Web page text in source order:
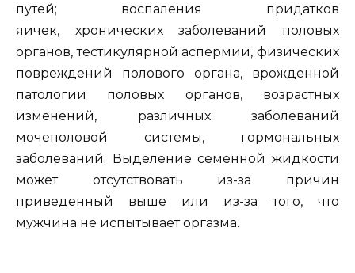
путей; воспаления придатков
яичек, хронических заболеваний половых
органов, тестикулярной аспермии, физических
повреждений полового органа, врожденной
патологии половых органов, возрастных
изменений, различных заболеваний
мочеполовой системы, гормональных
заболеваний. Выделение семенной жидкости
может отсутствовать из-за причин
приведенный выше или из-за того, что
мужчина не испытывает оргазма.